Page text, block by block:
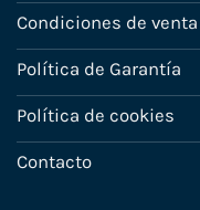
Condiciones de venta
Política de Garantía
Política de cookies
Contacto